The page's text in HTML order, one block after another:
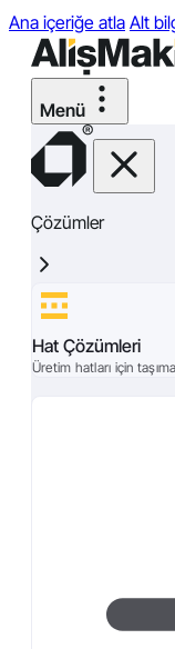
Ana içeriğe atla Alt
Çözümler
Hat Çözümleri
Üretim hatları için